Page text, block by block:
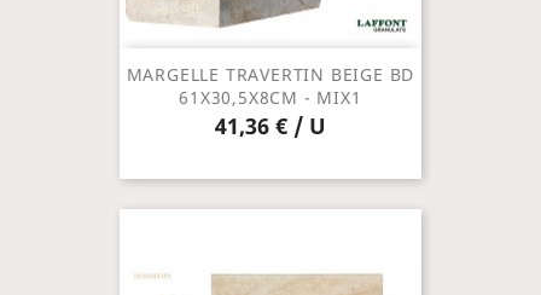
MARGELLE TRAVERTIN BEIGE BD
61X30,5X8CM - MIX1
41,36 € / U